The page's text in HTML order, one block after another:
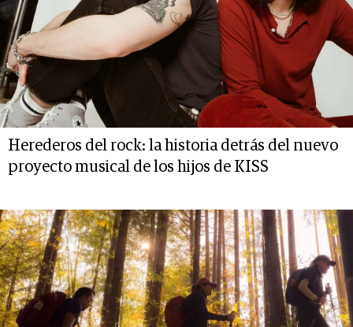
Herederos del rock: la historia detrás del nuevo
proyecto musical de los hijos de KISS